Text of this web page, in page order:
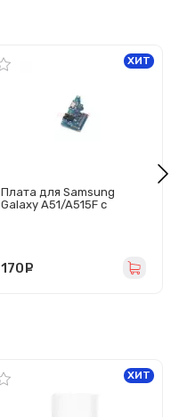
Плата для Samsung
Galaxy A51/A515F с
ХИТ
170
ХИТ